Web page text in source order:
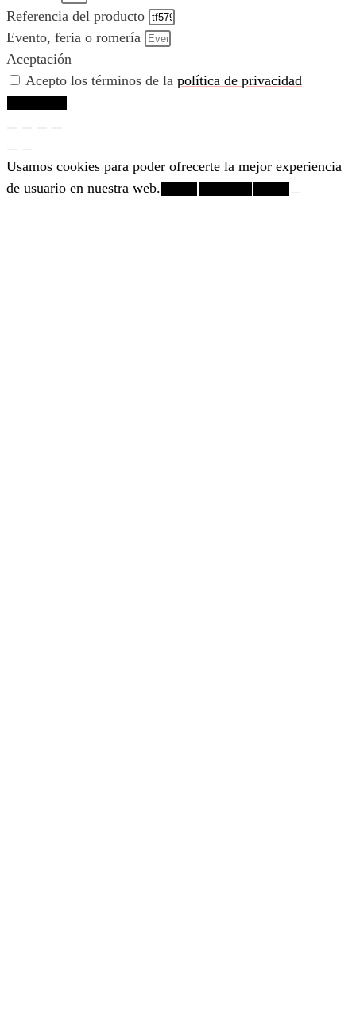
Referencia del producto
Evento, feria o romería
Aceptación
Acepto los términos de la política de privacidad
Usamos cookies para poder ofrecerte la mejor experiencia
de usuario en nuestra web.